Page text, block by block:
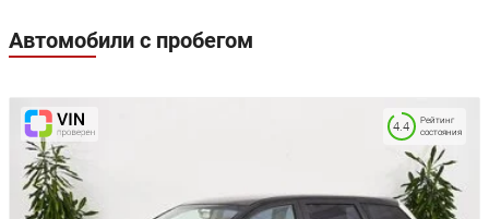
Автомобили с пробегом
Рейтинг
состояния
4.4